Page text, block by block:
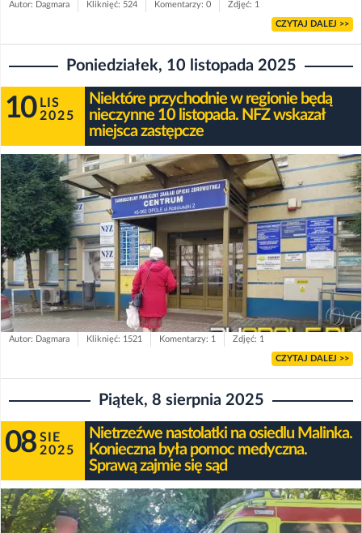
Autor: Dagmara Kliknięć: 524 Komentarzy: 0 Zdjęć: 1
CZYTAJ DALEJ >>
Poniedziałek, 10 listopada 2025
10 LIS
2025
Niektóre przychodnie w regionie będą
nieczynne 10 listopada. NFZ wskazał
miejsca zastępcze
Autor: Dagmara Kliknięć: 1521 Komentarzy: 1 Zdjęć: 1
CZYTAJ DALEJ >>
Piątek, 8 sierpnia 2025
08 SIE
2025
Nietrzeźwe nastolatki na osiedlu Malinka.
Konieczna była pomoc medyczna.
Sprawą zajmie się sąd